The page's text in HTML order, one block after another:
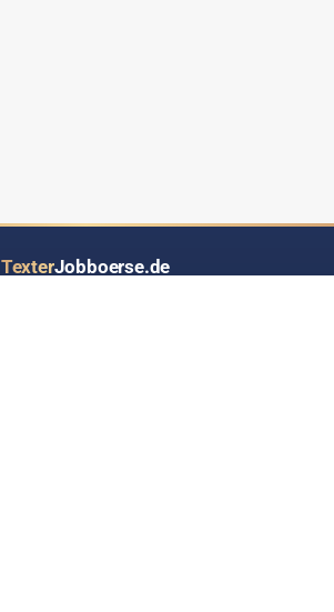
TexterJobboerse.de